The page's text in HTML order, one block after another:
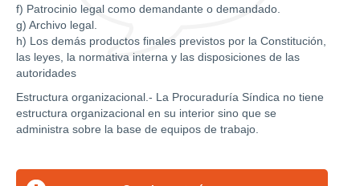
f) Patrocinio legal como demandante o demandado.
g) Archivo legal.
h) Los demás productos finales previstos por la Constitución,
las leyes, la normativa interna y las disposiciones de las
autoridades
Estructura organizacional.- La Procuraduría Síndica no tiene
estructura organizacional en su interior sino que se
administra sobre la base de equipos de trabajo.